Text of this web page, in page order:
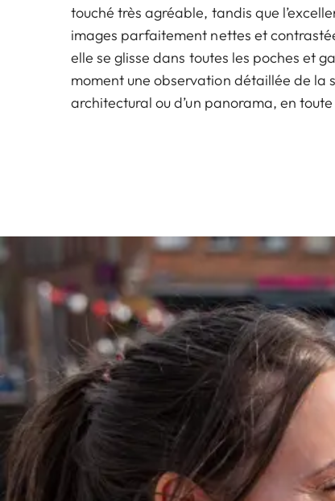
touché très agréable, tandis que
images parfaitement nettes et
elle se glisse dans toutes les poches et
moment une observation détaillée de la
architectural ou d’un panorama, en